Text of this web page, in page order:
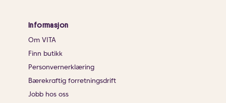
Informasjon
Om VITA
Finn butikk
Personvernerklæring
Bærekraftig forretningsdrift
Jobb hos oss